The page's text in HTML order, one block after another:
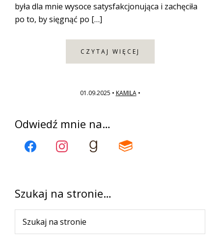
była dla mnie wysoce satysfakcjonująca i zachęciła
po to, by sięgnąć po […]
CZYTAJ WIĘCEJ
01.09.2025 • KAMILA•
Pierwszy
panel
boczny
Odwiedź mnie na…
Szukaj na stronie…
na